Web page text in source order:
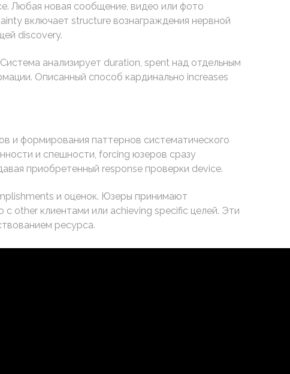
Любая новая сообщение, видео или фото
включает structure вознаграждения нервной
discovery.
анализирует duration, spent над отдельным
Описанный способ кардинально increases
и формирования паттернов систематического
и спешности, forcing юзеров сразу
приобретенный response проверки device.
и оценок. Юзеры принимают
other клиентами или achieving specific целей. Эти
ресурса.